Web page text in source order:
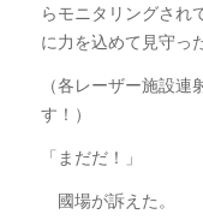
らモニタリングされ
に力を込めて見守っ
（各レーザー施設
す！）
「まだだ！」
國場が訴えた。